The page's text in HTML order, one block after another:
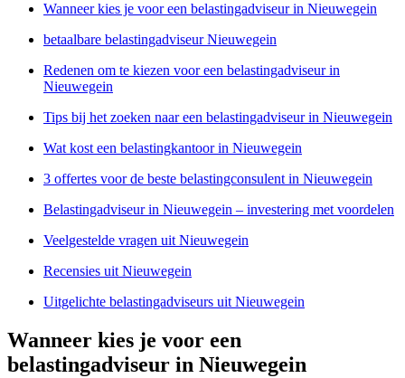
Wanneer kies je voor een belastingadviseur in Nieuwegein
betaalbare belastingadviseur Nieuwegein
Redenen om te kiezen voor een belastingadviseur in
Nieuwegein
Tips bij het zoeken naar een belastingadviseur in Nieuwegein
Wat kost een belastingkantoor in Nieuwegein
3 offertes voor de beste belastingconsulent in Nieuwegein
Belastingadviseur in Nieuwegein – investering met voordelen
Veelgestelde vragen uit Nieuwegein
Recensies uit Nieuwegein
Uitgelichte belastingadviseurs uit Nieuwegein
Wanneer kies je voor een
belastingadviseur in Nieuwegein